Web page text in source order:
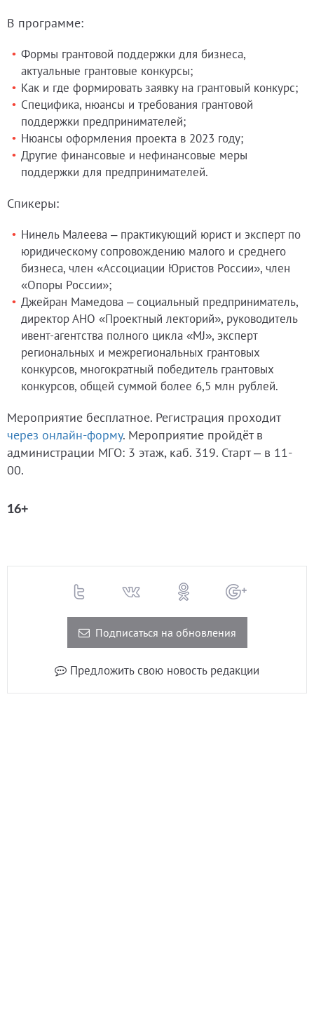
В программе:
Формы грантовой поддержки для бизнеса,
актуальные грантовые конкурсы;
Как и где формировать заявку на грантовый конкурс;
Специфика, нюансы и требования грантовой
поддержки предпринимателей;
Нюансы оформления проекта в 2023 году;
Другие финансовые и нефинансовые меры
поддержки для предпринимателей.
Спикеры:
Нинель Малеева – практикующий юрист и эксперт по
юридическому сопровождению малого и среднего
бизнеса, член «Ассоциации Юристов России», член
«Опоры России»;
Джейран Мамедова – социальный предприниматель,
директор АНО «Проектный лекторий», руководитель
ивент-агентства полного цикла «MJ», эксперт
региональных и межрегиональных грантовых
конкурсов, многократный победитель грантовых
конкурсов, общей суммой более 6,5 млн рублей.
Мероприятие бесплатное. Регистрация проходит
через онлайн-форму. Мероприятие пройдёт в
администрации МГО: 3 этаж, каб. 319. Старт – в 11-
00.
16+
Подписаться на обновления
Предложить свою новость редакции